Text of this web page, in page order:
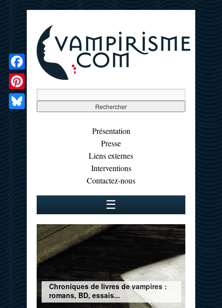
Présentation
Presse
Liens externes
Interventions
Contactez-nous
☰
Chroniques de livres de vampires :
romans, BD, essais...
Facebook
Pinterest
Bluesky